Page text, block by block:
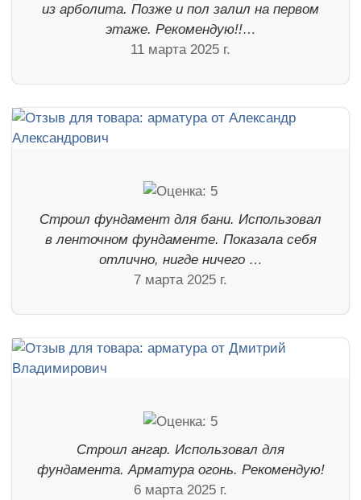
из арболита. Позже и пол залил на первом
этаже. Рекомендую!!…
11 марта 2025 г.
Строил фундамент для бани. Использовал
в ленточном фундаменте. Показала себя
отлично, нигде ничего …
7 марта 2025 г.
Строил ангар. Использовал для
фундамента. Арматура огонь. Рекомендую!
6 марта 2025 г.